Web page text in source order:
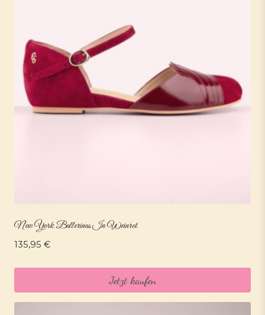
New York Ballerinas In Weinrot
135,95 €
Jetzt kaufen